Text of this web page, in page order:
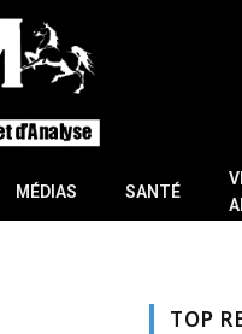
MÉDIAS SANTÉ
TOP